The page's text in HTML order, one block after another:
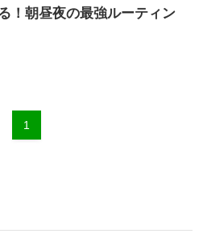
！朝昼夜の最強ルーティン
1